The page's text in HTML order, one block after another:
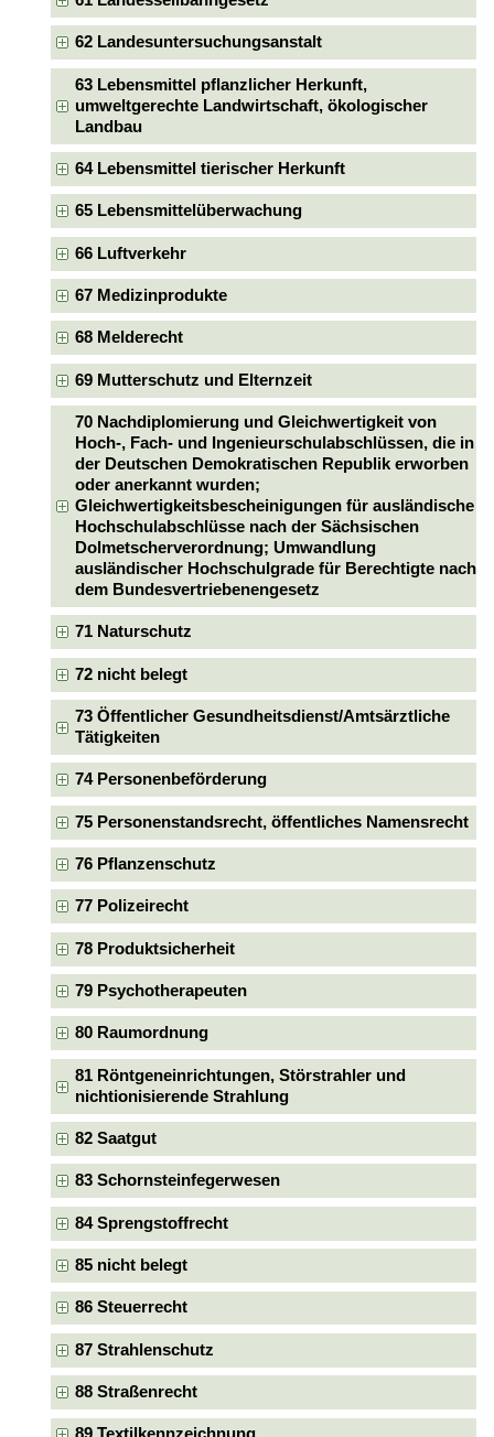
62 Landesuntersuchungsanstalt
63 Lebensmittel pflanzlicher Herkunft,
umweltgerechte Landwirtschaft, ökologischer
Landbau
64 Lebensmittel tierischer Herkunft
65 Lebensmittelüberwachung
66 Luftverkehr
67 Medizinprodukte
68 Melderecht
69 Mutterschutz und Elternzeit
70 Nachdiplomierung und Gleichwertigkeit von
Hoch-, Fach- und Ingenieurschulabschlüssen, die in
der Deutschen Demokratischen Republik erworben
oder anerkannt wurden;
Gleichwertigkeitsbescheinigungen für ausländische
Hochschulabschlüsse nach der Sächsischen
Dolmetscherverordnung; Umwandlung
ausländischer Hochschulgrade für Berechtigte nach
dem Bundesvertriebenengesetz
71 Naturschutz
72 nicht belegt
73 Öffentlicher Gesundheitsdienst/Amtsärztliche
Tätigkeiten
74 Personenbeförderung
75 Personenstandsrecht, öffentliches Namensrecht
76 Pflanzenschutz
77 Polizeirecht
78 Produktsicherheit
79 Psychotherapeuten
80 Raumordnung
81 Röntgeneinrichtungen, Störstrahler und
nichtionisierende Strahlung
82 Saatgut
83 Schornsteinfegerwesen
84 Sprengstoffrecht
85 nicht belegt
86 Steuerrecht
87 Strahlenschutz
88 Straßenrecht